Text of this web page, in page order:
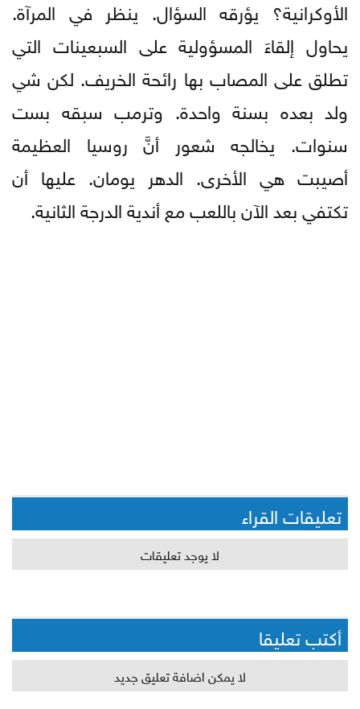
الأوكرانية؟ يؤرقه السؤال. ينظر في المرآة.
يحاول إلقاءَ المسؤولية على السبعينات التي
تطلق على المصاب بها رائحة الخريف. لكن شي
ولد بعده بسنة واحدة. وترمب سبقه بست
سنوات. يخالجه شعور أنَّ روسيا العظيمة
أصيبت هي الأخرى. الدهر يومان. عليها أن
تكتفي بعد الآن باللعب مع أندية الدرجة الثانية.
تعليقات القراء
لا يوجد تعليقات
أكتب تعليقا
لا يمكن اضافة تعليق جديد